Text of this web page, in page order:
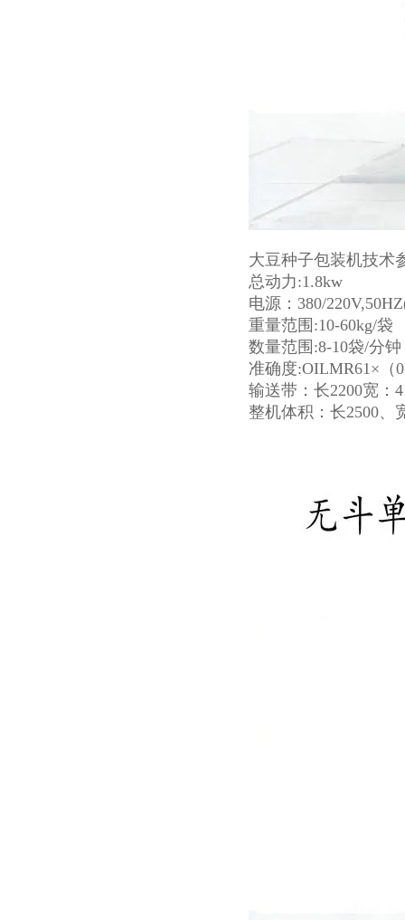
大豆种子包装机技术
总动力:1.8kw
电源：380/
重量范围:10-60kg/袋
数量范围:8-10袋/分钟
准确度:OILMR61×（
输送带：长2200宽：
整机体积：长2500、